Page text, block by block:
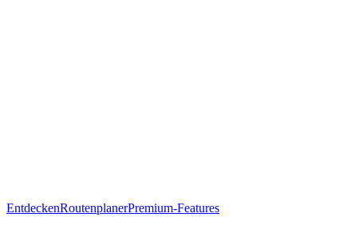
EntdeckenRoutenplanerPremium-Features